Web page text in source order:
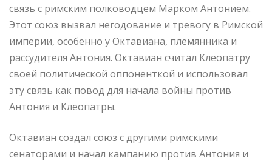
связь с римским полководцем Марком Антонием.
Этот союз вызвал негодование и тревогу в Римской
империи, особенно у Октавиана, племянника и
рассудителя Антония. Октавиан считал Клеопатру
своей политической оппоненткой и использовал
эту связь как повод для начала войны против
Антония и Клеопатры.
Октавиан создал союз с другими римскими
сенаторами и начал кампанию против Антония и